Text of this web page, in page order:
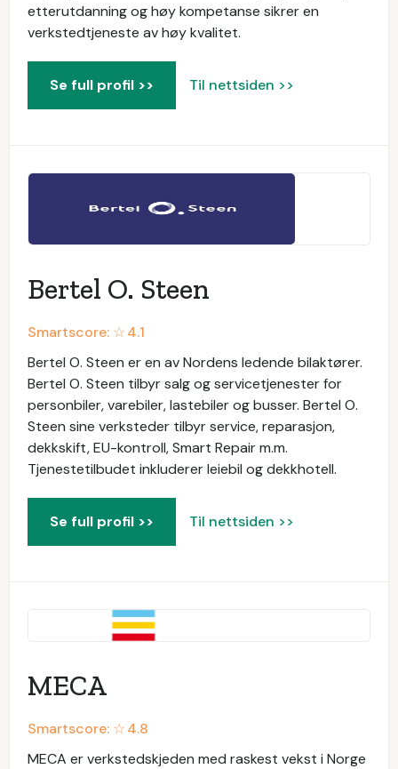
etterutdanning og høy kompetanse sikrer en
verkstedtjeneste av høy kvalitet.
Se full profil >> Til nettsiden >>
Bertel O. Steen
Smartscore: ☆4.1
Bertel O. Steen er en av Nordens ledende bilaktører.
Bertel O. Steen tilbyr salg og servicetjenester for
personbiler, varebiler, lastebiler og busser. Bertel O.
Steen sine verksteder tilbyr service, reparasjon,
dekkskift, EU-kontroll, Smart Repair m.m.
Tjenestetilbudet inkluderer leiebil og dekkhotell.
Se full profil >> Til nettsiden >>
MECA
Smartscore: ☆4.8
MECA er verkstedskjeden med raskest vekst i Norge